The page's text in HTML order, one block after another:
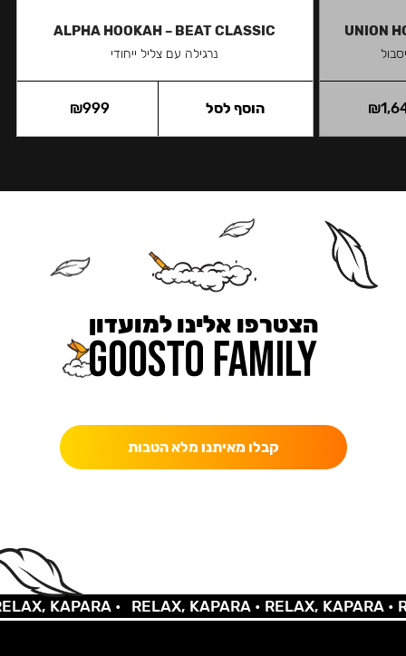
UNION
₪
ALPHA HOOKAH – BEAT CLASSIC
נרגילה עם צליל ייחודי
₪999 הוסף לסל
הצטרפו אלינו למועדון
קבלו מאיתנו מלא הטבות
KAPARA • RELAX, KAPARA •RELAX, KAPARA •